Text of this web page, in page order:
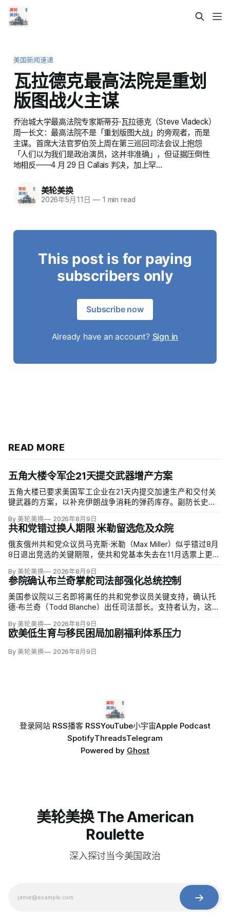
美国新闻速递
瓦拉德克最高法院是重划
版图战火主谋
乔治城大学最高法院专家斯蒂芬·瓦拉德克（Steve Vladeck）
周一长文：最高法院不是「重划版图大战」的旁观者，而是
主谋。首席大法官罗伯茨上周在第三巡回司法会议上抱怨
「人们以为我们是政治演员，这并非准确」，但证据压倒性
地相反——4 月 29 日 Callais 判决，加上罕…
美轮美换
2026年5月11日 —1 min read
This post is for paying
subscribers only
Subscribe now
Already have an account? Sign in
READ MORE
五角大楼令军企21天提交武器增产方案
五角大楼已要求美国军工企业在21天内提交加速生产和交付关
键武器的方案，以补充伊朗战争消耗的弹药库存。副防长史蒂
可接受，必须立即扩大产能；
By 美轮美换 2026年8月9日
共和党错过换人期限 米勒留选危及众院
俄亥俄州共和党众议员马克斯·米勒（Max Miller）似乎错过8月
8日退出竞选的关键期限，使共和党基本失去在11月选票上更换
Moreno）指控家暴并予以否认，众院道德委员会同时调查他是
否涉及家庭暴力、虐待或非法用药。
By 美轮美换 2026年8月9日
参院确认布兰奇掌舵司法部强化总统控制
美国参议院以三名即将离任的共和党参议员关键支持，确认托
德·布兰奇（Todd Blanche）出任司法部长。支持者认为，这位
冲动；
By 美轮美换 2026年8月9日
欧美低生育与移民困局加剧福利体系压力
By 美轮美换 2026年8月9日
登录网站 RSS播客 RSSYouTube小宇宙Apple Podcast
SpotifyThreadsTelegram
Powered by Ghost
美轮美换 The American
Roulette
深入探讨当今美国政治